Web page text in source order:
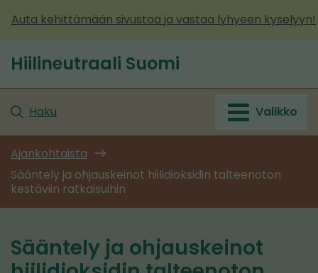
sisältöön
Auta kehittämään sivustoa ja vastaa lyhyeen kyselyyn!
Etusivu
Hiilineutraali Suomi
Haku Valikko
Ajankohtaista
Sääntely ja ohjauskeinot hiilidioksidin talteenoton
kestäviin ratkaisuihin
Sääntely ja ohjauskeinot